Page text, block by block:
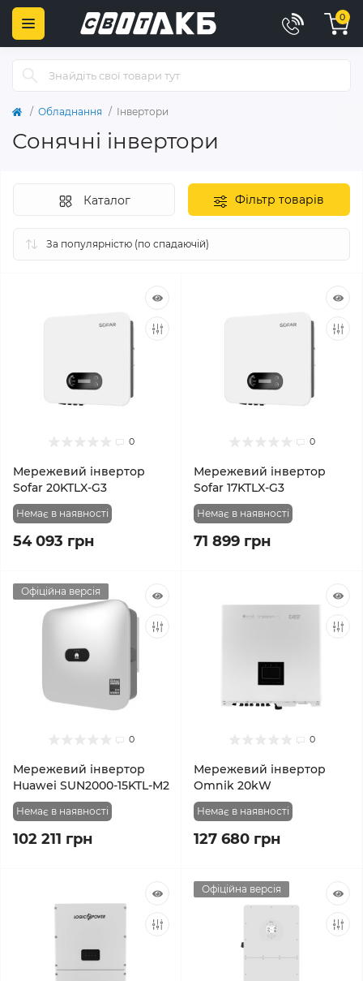
0
Обладнання Інвертори
Сонячні інвертори
Фільтр товарів
Каталог
0
Мережевий інвертор
Sofar 20KTLX-G3
Немає в наявності
54 093 грн
0
Мережевий інвертор
Sofar 17KTLX-G3
Немає в наявності
71 899 грн
Офіційна версія
0
Мережевий інвертор
Huawei SUN2000-15KTL-M2
Немає в наявності
102 211 грн
0
Мережевий інвертор
Omnik 20kW
Немає в наявності
127 680 грн
Офіційна версія